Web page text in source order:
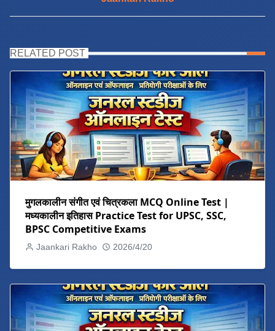
RELATED POST
मुगलकालीन संगीत एवं चित्रकला MCQ Online Test |
मध्यकालीन इतिहास Practice Test for UPSC, SSC,
BPSC Competitive Exams
Jaankari Rakho 2026/4/20